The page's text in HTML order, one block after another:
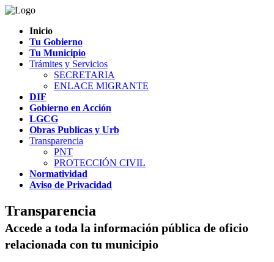
Inicio
Tu Gobierno
Tu Municipio
Trámites y Servicios
SECRETARIA
ENLACE MIGRANTE
DIF
Gobierno en Acción
LGCG
Obras Publicas y Urb
Transparencia
PNT
PROTECCIÓN CIVIL
Normatividad
Aviso de Privacidad
Transparencia
Accede a toda la información pública de oficio
relacionada con tu municipio